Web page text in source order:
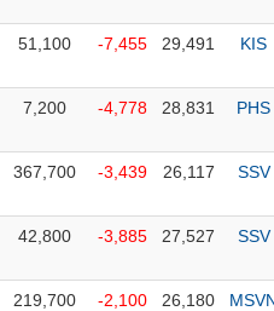
51,100 -7,455 29,491 KIS
7,200 -4,778 28,831 PHS
367,700 -3,439 26,117 SSV
42,800 -3,885 27,527 SSV
219,700 -2,100 26,180